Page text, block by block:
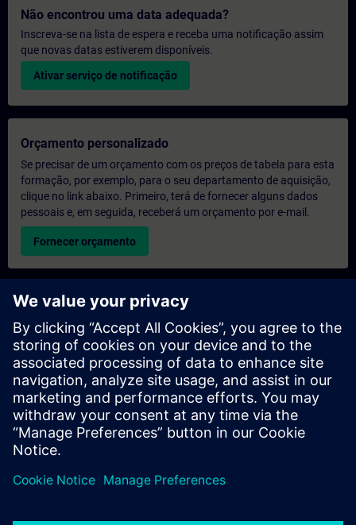
Não encontrou uma data adequada?
Inscreva-se na lista de espera e receba uma notificação assim
que novas datas estiverem disponíveis.
Ativar serviço de notificação
Orçamento personalizado
Se precisar de um orçamento com os preços de tabela para esta
formação, por exemplo, para o seu departamento de aquisição,
clique no link abaixo. Primeiro, terá de fornecer alguns dados
pessoais e, em seguida, receberá um orçamento por e-mail.
Fornecer orçamento
Pedido de informações sobre formação exclusiva
Preencha o formulário de pedido de informação abaixo se
desejar receber um orçamento para um curso de formação
exclusiva, seja nas suas instalações, online ou no nosso centro
de formação SITRAIN. Este tipo de pedido seria adequado para
grupos maiores (a partir de 6 pessoas). Depois de nos fornecer
os seus dados de contacto e as suas necessidades de
formação, receberá um orçamento da nossa parte.
Solicitar orçamento exclusivo